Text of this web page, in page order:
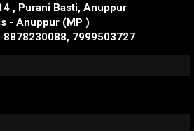
, Purani Basti, Anuppur
- Anuppur (MP )
8878230088, 7999503727